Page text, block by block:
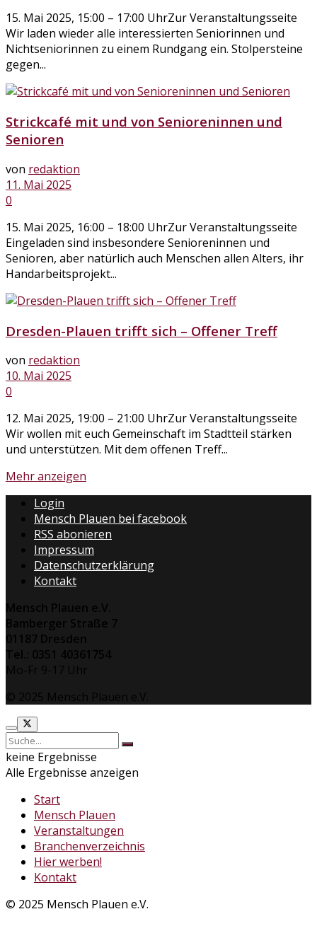
15. Mai 2025, 15:00 – 17:00 UhrZur Veranstaltungsseite
Wir laden wieder alle interessierten Seniorinnen und
Nichtseniorinnen zu einem Rundgang ein. Stolpersteine
gegen...
Strickcafé mit und von Senioreninnen und
Senioren
von redaktion
11. Mai 2025
0
15. Mai 2025, 16:00 – 18:00 UhrZur Veranstaltungsseite
Eingeladen sind insbesondere Senioreninnen und
Senioren, aber natürlich auch Menschen allen Alters, ihr
Handarbeitsprojekt...
Dresden-Plauen trifft sich – Offener Treff
von redaktion
10. Mai 2025
0
12. Mai 2025, 19:00 – 21:00 UhrZur Veranstaltungsseite
Wir wollen mit euch Gemeinschaft im Stadtteil stärken
und unterstützen. Mit dem offenen Treff...
Mehr anzeigen
Login
Mensch Plauen bei facebook
RSS abonieren
Impressum
Datenschutzerklärung
Kontakt
Mensch Plauen e.V.
Bamberger Straße 7
01187 Dresden
Tel.: 0351 40361754
Mo-Fr 9-17 Uhr
© 2025 Mensch Plauen e.V.
keine Ergebnisse
Alle Ergebnisse anzeigen
Start
Mensch Plauen
Veranstaltungen
Branchenverzeichnis
Hier werben!
Kontakt
© 2025 Mensch Plauen e.V.